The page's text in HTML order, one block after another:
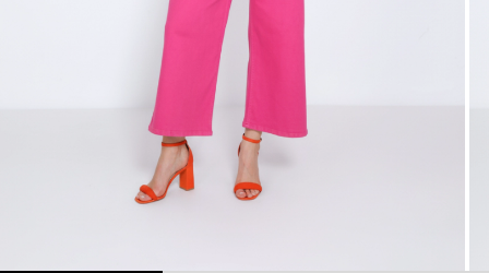
Blazers, Vestes
Pulls
Blazers, Vestes
Manteaux
Accessoires
En ligne avec les courbes des femmes